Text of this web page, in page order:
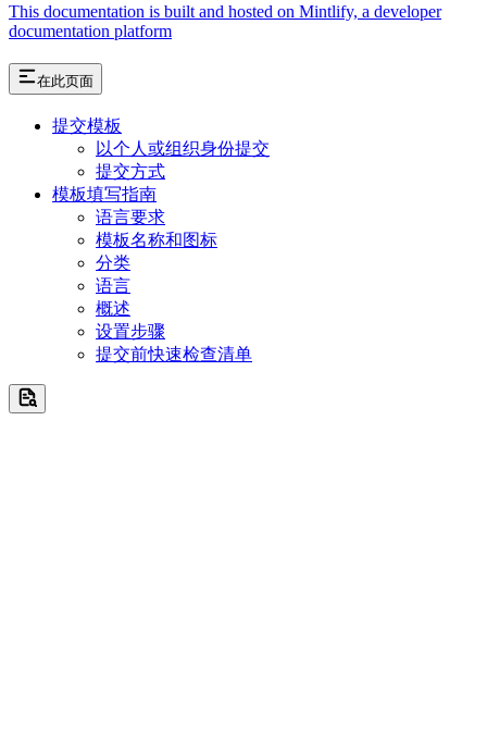
This documentation is built and hosted on Mintlify, a developer
documentation platform
在此页面
提交模板
以个人或组织身份提交
提交方式
模板填写指南
语言要求
模板名称和图标
分类
语言
概述
设置步骤
提交前快速检查清单